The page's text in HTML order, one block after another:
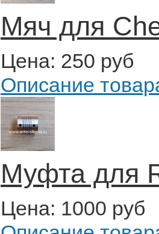
Мяч для
Цена: 250 руб
Описание
Муфта для
Цена: 1000 руб